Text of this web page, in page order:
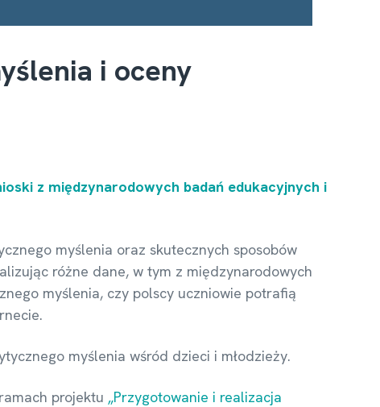
i oceny
z międzynarodowych badań edukacyjnych i
myślenia oraz skutecznych sposobów
różne dane, w tym z międzynarodowych
myślenia, czy polscy uczniowie potrafią
myślenia wśród dzieci i młodzieży.
projektu „Przygotowanie i realizacja